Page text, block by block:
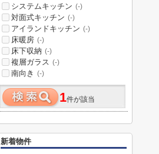
システムキッチン (-)
対面式キッチン (-)
アイランドキッチン (-)
床暖房 (-)
床下収納 (-)
複層ガラス (-)
南向き (-)
1件が該当
新着物件